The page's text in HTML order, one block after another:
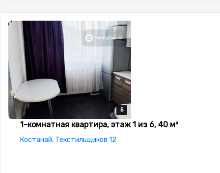
5
5
5
5
5
1-комнатная квартира, этаж 1 из 6, 40 м²
Костанай, Текстильщиков 12